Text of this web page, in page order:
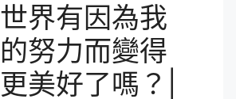
世界有因為我
的努力而變得
更美好了嗎？|